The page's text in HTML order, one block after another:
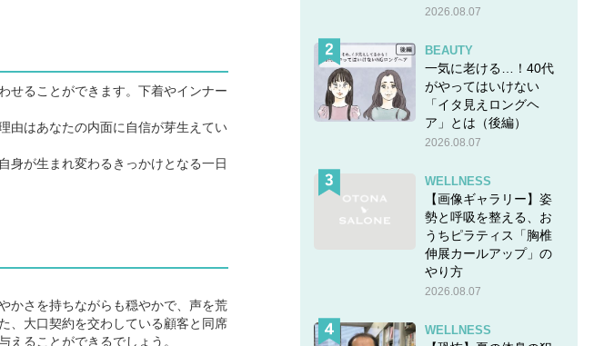
せることができます。下着やインナー
由はあなたの内面に自信が芽生えてい
身が生まれ変わるきっかけとなる一日
かさを持ちながらも穏やかで、声を荒
、大口契約を交わしている顧客と同席
ることができるでしょう。
2026.08.07
BEAUTY
一気に老ける…！40代
がやってはいけない
「イタ見えロングヘ
ア」とは（後編）
2026.08.07
WELLNESS
【画像ギャラリー】姿
勢と呼吸を整える、お
うちピラティス「胸椎
伸展カールアップ」の
やり方
2026.08.07
WELLNESS